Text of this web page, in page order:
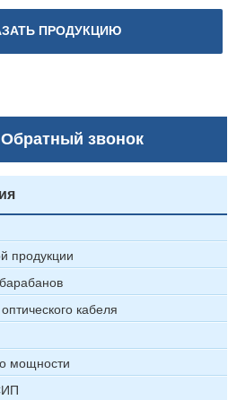
ПРОДУКЦИЮ
звонок
продукции
кабеля
мощности